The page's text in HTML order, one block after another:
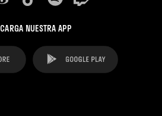
NUESTRA APP